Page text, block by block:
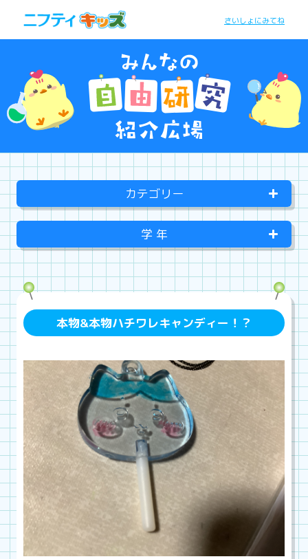
さいしょにみてね
カテゴリー
学 年
本物&本物ハチワレキャンディー！？